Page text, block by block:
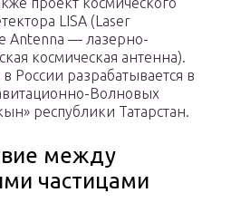
LISA (Laser
Antenna — лазерно-
космическая антенна).
России разрабатывается в
Волновых
республики Татарстан.
между
частицами